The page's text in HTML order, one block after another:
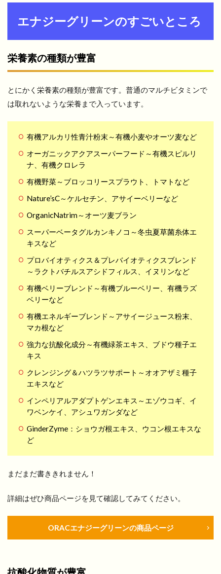
エナジーグリーンのすごいところ
栄養素の種類が豊富
とにかく栄養素の種類が豊富です。普通のマルチビタミンで
は取れないような栄養まで入っています。
有機アルカリ性青汁粉末～有機小麦やオーツ麦など
オーガニックアクアスーパーフード～有機スピルリ
ナ、有機クロレラ
有機野菜～ブロッコリースプラウト、トマトなど
Nature’sC～ケルセチン、アサイーベリーなど
OrganicNatrim～オーツ麦ブラン
スーパーベータグルカンキノコ～冬虫夏草菌糸体エ
キスなど
プロバイオティクス＆プレバイオティクスブレンド
～ラクトバチルスアシドフィルス、イヌリンなど
有機ベリーブレンド～有機ブルーベリー、有機ラズ
ベリーなど
有機エネルギーブレンド～アサイージュース粉末、
マカ根など
強力な抗酸化成分～有機緑茶エキス、ブドウ種子エ
キス
クレンジング＆ハツラツサポート～オオアザミ種子
エキスなど
インペリアルアダプトゲンエキス～エゾウコギ、イ
ワベンケイ、アシュワガンダなど
GinderZyme：ショウガ根エキス、ウコン根エキスな
ど
まだまだ書ききれません！
詳細はぜひ商品ページを見て確認してみてください。
ORACエナジーグリーンの商品ページ